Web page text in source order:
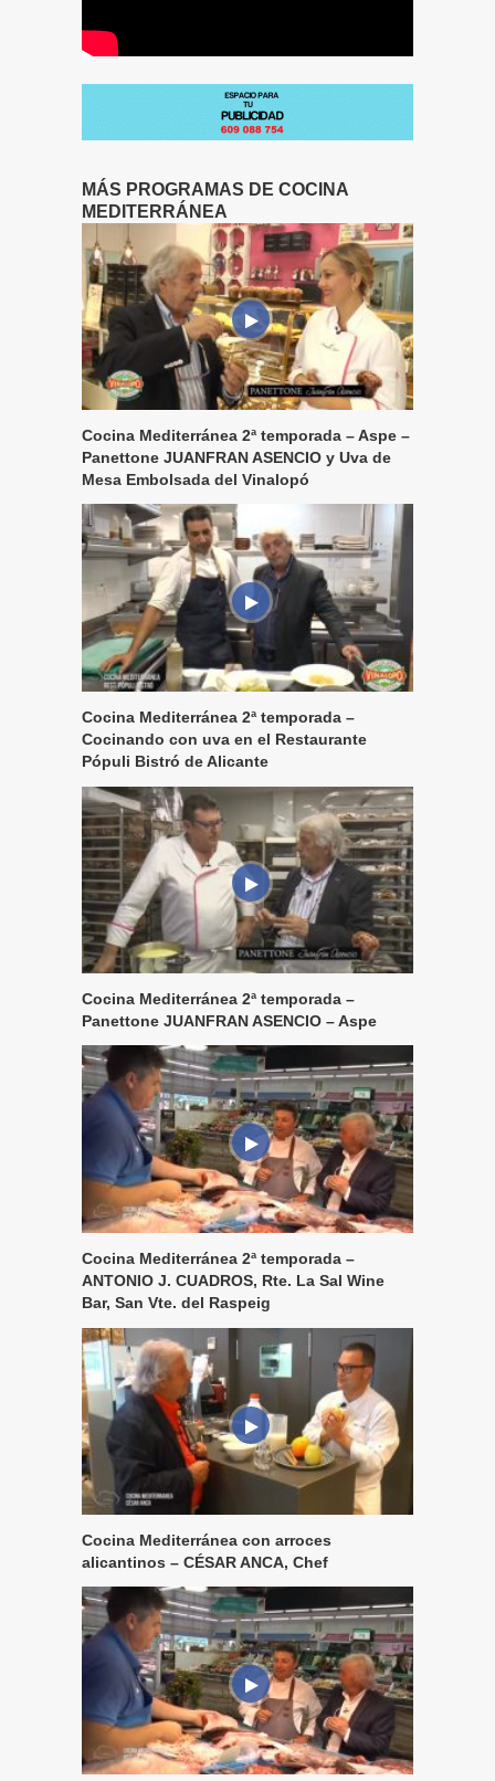
MÁS PROGRAMAS DE COCINA
MEDITERRÁNEA
Cocina Mediterránea 2ª temporada – Aspe –
Panettone JUANFRAN ASENCIO y Uva de
Mesa Embolsada del Vinalopó
Cocina Mediterránea 2ª temporada –
Cocinando con uva en el Restaurante
Pópuli Bistró de Alicante
Cocina Mediterránea 2ª temporada –
Panettone JUANFRAN ASENCIO – Aspe
Cocina Mediterránea 2ª temporada –
ANTONIO J. CUADROS, Rte. La Sal Wine
Bar, San Vte. del Raspeig
Cocina Mediterránea con arroces
alicantinos – CÉSAR ANCA, Chef